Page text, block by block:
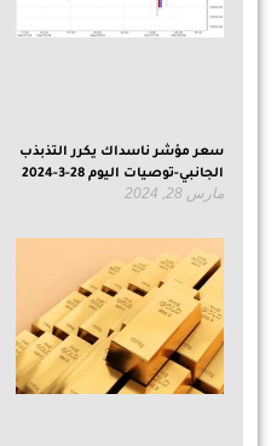
سعر مؤشر ناسداك يكرر التذبذب
الجانبي-توصيات اليوم 28-3-2024
مارس 28, 2024